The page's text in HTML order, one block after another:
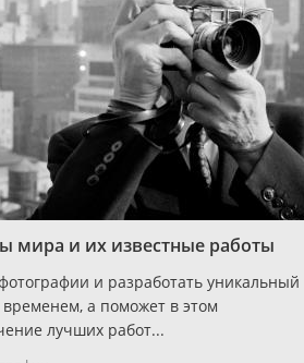
мира и их известные работы
и разработать уникальный
а поможет в этом
лучших работ...